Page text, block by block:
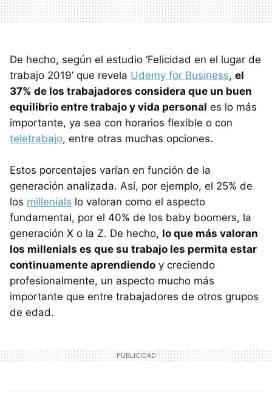
De hecho, según el estudio ‘Felicidad en el lugar de
trabajo 2019’ que revela Udemy for Business, el
37% de los trabajadores considera que un buen
equilibrio entre trabajo y vida personal es lo más
importante, ya sea con horarios flexible o con
teletrabajo, entre otras muchas opciones.
Estos porcentajes varían en función de la
generación analizada. Así, por ejemplo, el 25% de
los millenials lo valoran como el aspecto
fundamental, por el 40% de los baby boomers, la
generación X o la Z. De hecho, lo que más valoran
los millenials es que su trabajo les permita estar
continuamente aprendiendo y creciendo
profesionalmente, un aspecto mucho más
importante que entre trabajadores de otros grupos
de edad.